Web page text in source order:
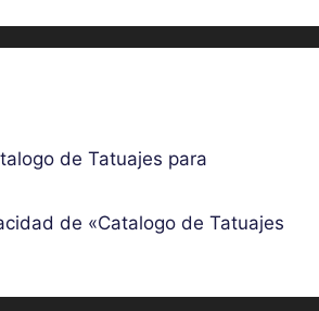
de Tatuajes para
de «Catalogo de Tatuajes